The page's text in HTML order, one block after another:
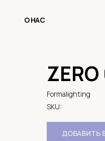
О НАС
Formalighting
SKU:
ДОБАВИТЬ